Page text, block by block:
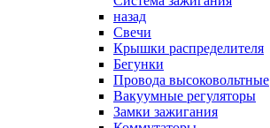
назад
Свечи
Крышки распределителя
Бегунки
Провода высоковольтные
Вакуумные регуляторы
Замки зажигания